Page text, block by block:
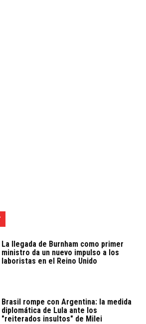
La llegada de Burnham como primer
ministro da un nuevo impulso a los
laboristas en el Reino Unido
Brasil rompe con Argentina: la medida
diplomática de Lula ante los
"reiterados insultos" de Milei